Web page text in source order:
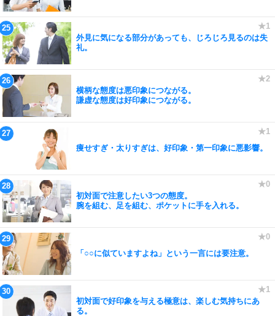
外見に気になる部分があっても、じろじろ見るのは失
礼。
横柄な態度は悪印象につながる。
謙虚な態度は好印象につながる。
痩せすぎ・太りすぎは、好印象・第一印象に悪影響。
初対面で注意したい3つの態度。
腕を組む、足を組む、ポケットに手を入れる。
「○○に似ていますよね」という一言には要注意。
初対面で好印象を与える極意は、楽しむ気持ちにあ
る。